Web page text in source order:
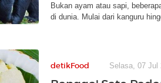
Bukan ayam atau sapi,
di dunia. Mulai dari kanguru
detikFood Selasa, 07 Jul